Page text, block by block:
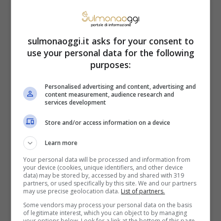
quando cadono i periodi dedicati al
percorso universitario. Se periodi di studio
antecedenti al 1996, o antecedenti al 2011.
Una differenza dettata dalla carriera di un
contribuente, se con 18 o più anni di
contributi già versati al 31 dicembre 1995
o meno. Il costo in questo caso viene
stabilito con il meccanismo della
cosiddetta riserva matematica. E il
corrispettivo da pagare viene
sulmonaoggi.it asks for your consent to
use your personal data for the following
purposes:
Personalised advertising and content, advertising and
content measurement, audience research and
services development
Store and/or access information on a device
Learn more
Your personal data will be processed and information from
your device (cookies, unique identifiers, and other device
data) may be stored by, accessed by and shared with 319
partners, or used specifically by this site. We and our partners
may use precise geolocation data. List of partners.
Some vendors may process your personal data on the basis
of legitimate interest, which you can object to by managing